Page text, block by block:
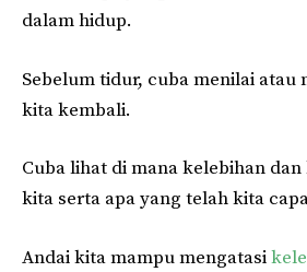
dalam hidup.
Sebelum tidur, cuba menilai atau
kita kembali.
Cuba lihat di mana kelebihan
kita serta apa yang telah kita
Andai kita mampu mengatasi